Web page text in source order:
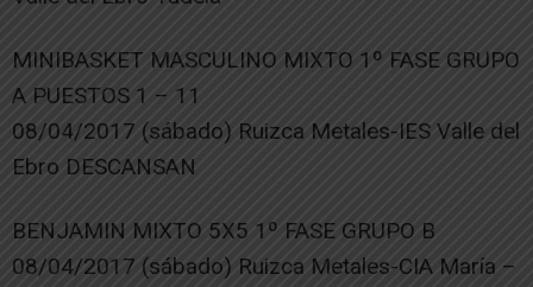
MINIBASKET MASCULINO MIXTO 1º FASE GRUPO
A PUESTOS 1 – 11
08/04/2017 (sábado) Ruizca Metales-IES Valle del
Ebro DESCANSAN
BENJAMIN MIXTO 5X5 1º FASE GRUPO B
08/04/2017 (sábado) Ruizca Metales-CIA María –